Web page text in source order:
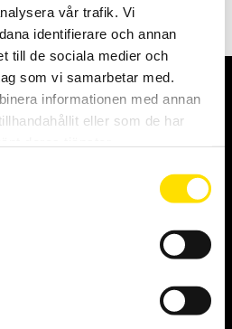
vår trafik. Vi
identifierare och annan
till de sociala medier och
som vi samarbetar med.
informationen med annan
eller som de har
KR
med DHL Go Green
Go Green Vår transportpartner
Vi har lagt till tillägget DHL Go